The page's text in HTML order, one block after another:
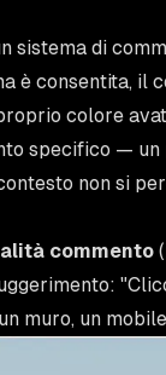
sistema di
è consentita, il
colore
specifico —
non si
commento
muro, un